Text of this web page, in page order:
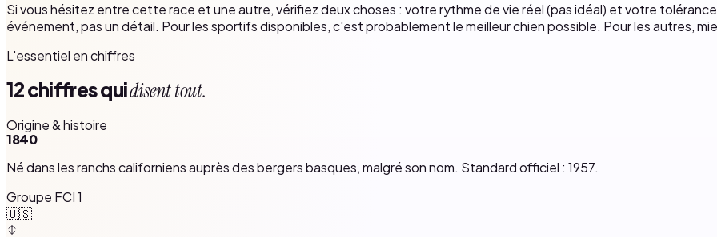
Si vous hésitez entre cette race et une autre, vérifiez deux choses : votre rythme de vie réel (pas idéal) et votre
événement, pas un détail. Pour les sportifs disponibles, c'est probablement le meilleur chien possible. Pour les autres,
L'essentiel en chiffres
12 chiffres quidisent tout.
Origine & histoire
1840
Né dans les ranchs californiens auprès des bergers basques, malgré son nom. Standard officiel : 1957.
Groupe FCI 1
🇺🇸